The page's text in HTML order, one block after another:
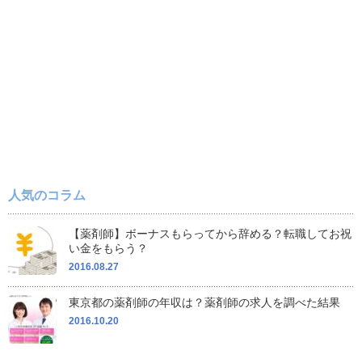
人気のコラム
【薬剤師】ボーナスもらってから辞める？転職してお祝
い金をもらう？
2016.08.27
東京都の薬剤師の年収は？薬剤師の求人を調べた結果
2016.10.20